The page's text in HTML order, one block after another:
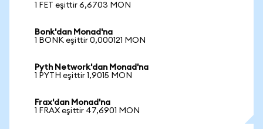
1 FET eşittir 6,6703 MON
Bonk'dan Monad'na
1 BONK eşittir 0,000121 MON
Pyth Network'dan Monad'na
1 PYTH eşittir 1,9015 MON
Frax'dan Monad'na
1 FRAX eşittir 47,6901 MON